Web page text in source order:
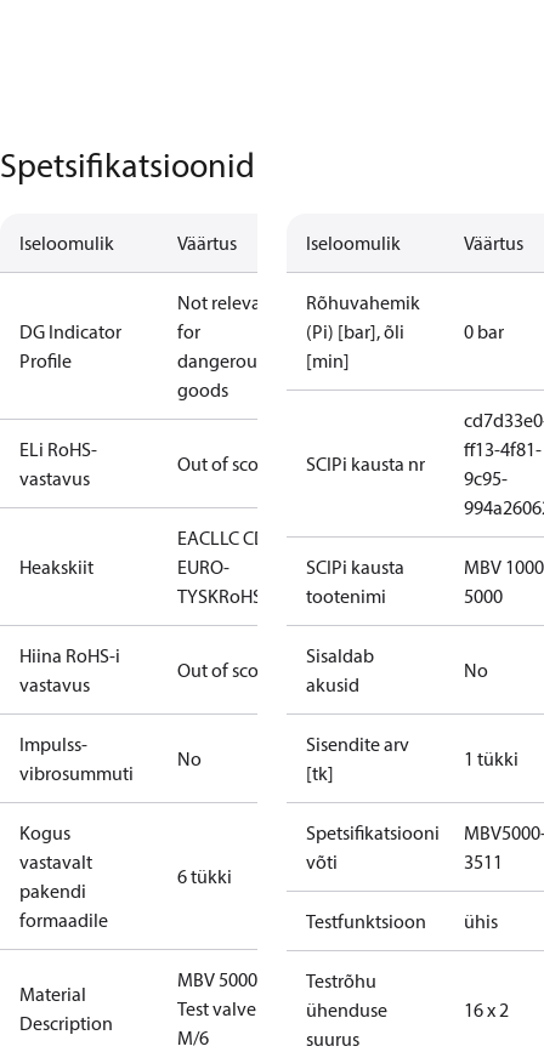
Spetsifikatsioonid
Iseloomulik Väärtus
DG Indicator
Profile
Not relevant
for
dangerous
goods
ELi RoHS-
vastavus
Out of scope
Heakskiit
EACLLC CDC
EURO-
TYSKRoHS
Hiina RoHS-i
vastavus
Out of scope
Impulss-
vibrosummuti
No
Kogus
vastavalt
pakendi
formaadile
6 tükki
Material
Description
MBV 5000
Test valve
M/6
Iseloomulik Väärtus
Rõhuvahemik
(Pi) [bar], õli
[min]
0 bar
SCIPi kausta nr
ff13-4f81-
9c95-
SCIPi kausta
tootenimi
MBV
5000
Sisaldab
akusid
No
Sisendite arv
[tk]
1 tükki
Spetsifikatsiooni
võti
3511
Testfunktsioon ühis
Testrõhu
ühenduse
suurus
16 x 2